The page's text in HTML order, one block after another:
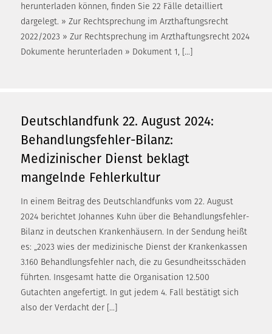
herunterladen können, finden Sie 22 Fälle detailliert
dargelegt. » Zur Rechtsprechung im Arzthaftungsrecht
2022/2023 » Zur Rechtsprechung im Arzthaftungsrecht 2024
Dokumente herunterladen » Dokument 1, […]
Deutschlandfunk 22. August 2024:
Behandlungsfehler-Bilanz:
Medizinischer Dienst beklagt
mangelnde Fehlerkultur
In einem Beitrag des Deutschlandfunks vom 22. August
2024 berichtet Johannes Kuhn über die Behandlungsfehler-
Bilanz in deutschen Krankenhäusern. In der Sendung heißt
es: „2023 wies der medizinische Dienst der Krankenkassen
3.160 Behandlungsfehler nach, die zu Gesundheitsschäden
führten. Insgesamt hatte die Organisation 12.500
Gutachten angefertigt. In gut jedem 4. Fall bestätigt sich
also der Verdacht der […]